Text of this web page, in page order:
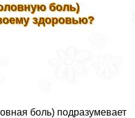
боль)
здоровью?
боль) подразумевает